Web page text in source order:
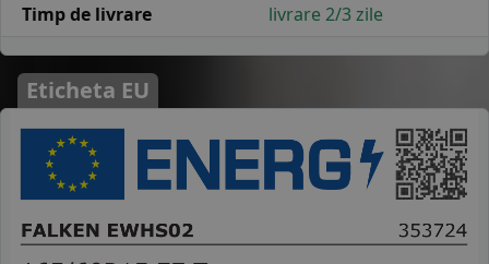
Timp de livrare
livrare 2/3 zile
Eticheta EU